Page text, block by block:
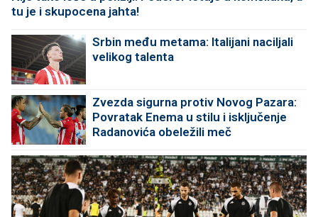
tu je i skupocena jahta!
Srbin među metama: Italijani naciljali
velikog talenta
Zvezda sigurna protiv Novog Pazara:
Povratak Enema u stilu i isključenje
Radanovića obeležili meč